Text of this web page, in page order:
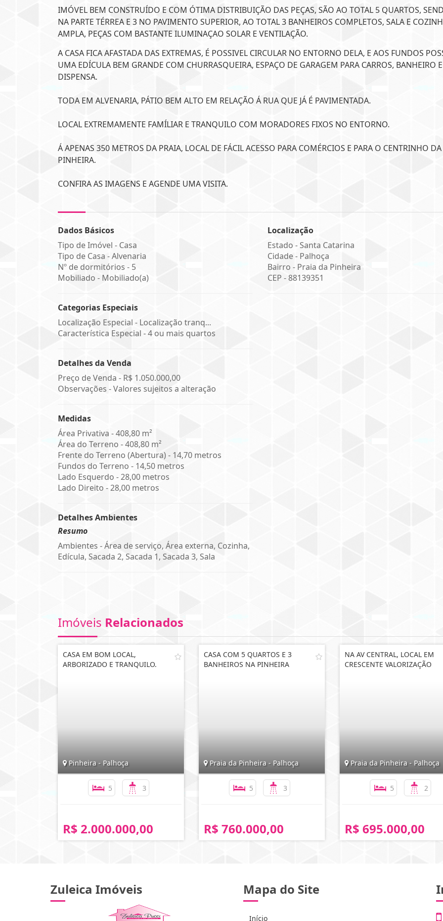
IMÓVEL BEM CONSTRUÍDO E COM ÓTIMA DISTRIBUIÇÃO DAS PEÇAS, SÃO AO TOTAL 5 QUARTOS,
NA PARTE TÉRREA E 3 NO PAVIMENTO SUPERIOR, AO TOTAL 3 BANHEIROS COMPLETOS, SALA E
AMPLA, PEÇAS COM BASTANTE ILUMINAÇAO SOLAR E VENTILAÇÃO.
A CASA FICA AFASTADA DAS EXTREMAS, É POSSIVEL CIRCULAR NO ENTORNO DELA, E AOS FUNDOS
UMA EDÍCULA BEM GRANDE COM CHURRASQUEIRA, ESPAÇO DE GARAGEM PARA CARROS, BANHEIRO E
DISPENSA.
TODA EM ALVENARIA, PÁTIO BEM ALTO EM RELAÇÃO Á RUA QUE JÁ É PAVIMENTADA.
LOCAL EXTREMAMENTE FAMÍLIAR E TRANQUILO COM MORADORES FIXOS NO ENTORNO.
Á APENAS 350 METROS DA PRAIA, LOCAL DE FÁCIL ACESSO PARA COMÉRCIOS E PARA O CENTRINHO DA
PINHEIRA.
CONFIRA AS IMAGENS E AGENDE UMA VISITA.
Dados Básicos
Tipo de Imóvel - Casa
Tipo de Casa - Alvenaria
Nº de dormitórios - 5
Mobiliado - Mobiliado(a)
Categorias Especiais
Localização Especial - Localização tranq...
Característica Especial - 4 ou mais quartos
Detalhes da Venda
Preço de Venda - R$ 1.050.000,00
Observações - Valores sujeitos a alteração
Medidas
Área Privativa - 408,80 m²
Área do Terreno - 408,80 m²
Frente do Terreno (Abertura) - 14,70 metros
Fundos do Terreno - 14,50 metros
Lado Esquerdo - 28,00 metros
Lado Direito - 28,00 metros
Detalhes Ambientes
Resumo
Ambientes - Área de serviço, Área externa, Cozinha,
Edícula, Sacada 2, Sacada 1, Sacada 3, Sala
Localização
Estado -Santa Catarina
Cidade - Palhoça
Bairro - Praia da Pinheira
CEP -88139351
Imóveis Relacionados
CASA EM BOM LOCAL,
ARBORIZADO E TRANQUILO.
Pinheira - Palhoça
5 3
R$ 2.000.000,00
CASA COM 5 QUARTOS E 3
BANHEIROS NA PINHEIRA
Praia da Pinheira - Palhoça
5 3
R$ 760.000,00
NA AV CENTRAL, LOCAL EM
CRESCENTE VALORIZAÇÃO
Praia da Pinheira - Palhoça
5 2
R$ 695.000,00
Zuleica Imóveis Mapa do Site
Início